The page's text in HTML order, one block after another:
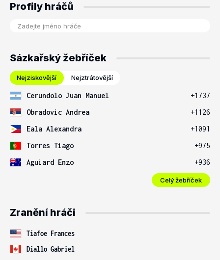
Profily hráčů
Sázkařský žebříček
Nejziskovější Nejztrátovější
Cerundolo Juan Manuel
+1737
Obradovic Andrea
+1126
Eala Alexandra
+1091
Torres Tiago
+975
Aguiard Enzo
+936
Celý žebříček
Zranění hráči
Tiafoe Frances
Diallo Gabriel